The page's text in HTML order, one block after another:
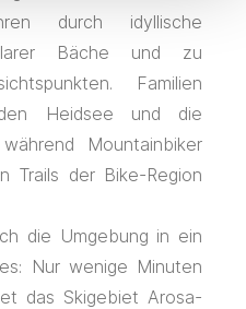
durch idyllische
Bäche und zu
Familien
Heidsee und die
Mountainbiker
Trails der Bike-Region
die Umgebung in ein
Nur wenige Minuten
das Skigebiet Arosa-